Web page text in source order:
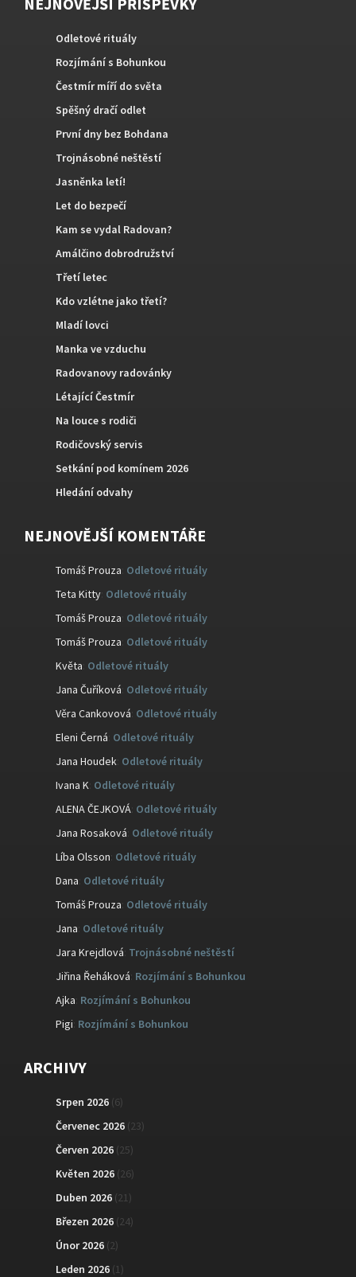
Odletové rituály
Rozjímání s Bohunkou
Čestmír míří do světa
Spěšný dračí odlet
První dny bez Bohdana
Trojnásobné neštěstí
Jasněnka letí!
Let do bezpečí
Kam se vydal Radovan?
Amálčino dobrodružství
Třetí letec
Kdo vzlétne jako třetí?
Mladí lovci
Manka ve vzduchu
Radovanovy radovánky
Létající Čestmír
Na louce s rodiči
Rodičovský servis
Setkání pod komínem 2026
Hledání odvahy
NEJNOVĚJŠÍ KOMENTÁŘE
Tomáš Prouza Odletové rituály
Teta Kitty Odletové rituály
Tomáš Prouza Odletové rituály
Tomáš Prouza Odletové rituály
Květa Odletové rituály
Jana Čuříková Odletové rituály
Věra Cankovová Odletové rituály
Eleni Černá Odletové rituály
Jana Houdek Odletové rituály
Ivana K Odletové rituály
ALENA ČEJKOVÁ Odletové rituály
Jana Rosaková Odletové rituály
Líba Olsson Odletové rituály
Dana Odletové rituály
Tomáš Prouza Odletové rituály
Jana Odletové rituály
Jara Krejdlová Trojnásobné neštěstí
Jiřina Řeháková Rozjímání s Bohunkou
Ajka: Rozjímání s Bohunkou
Pigi: Rozjímání s Bohunkou
ARCHIVY
Srpen 2026 (6)
Červenec 2026 (23)
Červen 2026 (25)
Květen 2026 (26)
Duben 2026 (21)
Březen 2026 (24)
Únor 2026 (2)
Leden 2026 (1)